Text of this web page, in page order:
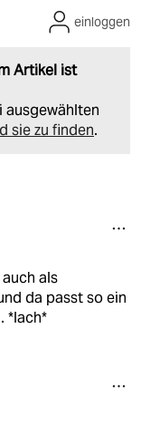
Artikel ist
sie zu finden.
einloggen
als
da passt so ein
*lach*